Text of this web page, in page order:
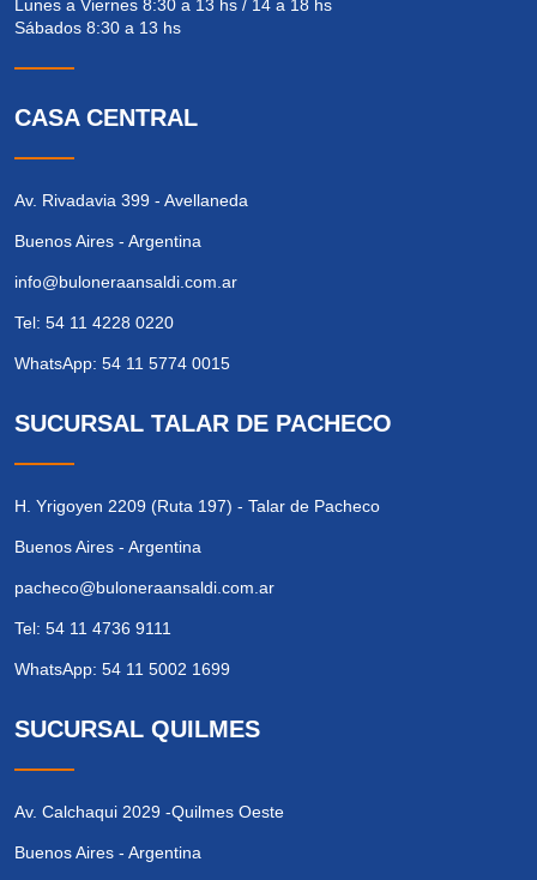
Lunes a Viernes 8:30 a 13 hs / 14 a 18 hs
Sábados 8:30 a 13 hs
CASA CENTRAL
Av. Rivadavia 399 - Avellaneda
Buenos Aires - Argentina
info@buloneraansaldi.com.ar
Tel: 54 11 4228 0220
WhatsApp: 54 11 5774 0015
SUCURSAL TALAR DE PACHECO
H. Yrigoyen 2209 (Ruta 197) - Talar de Pacheco
Buenos Aires - Argentina
pacheco@buloneraansaldi.com.ar
Tel: 54 11 4736 9111
WhatsApp: 54 11 5002 1699
SUCURSAL QUILMES
Av. Calchaqui 2029 -Quilmes Oeste
Buenos Aires - Argentina